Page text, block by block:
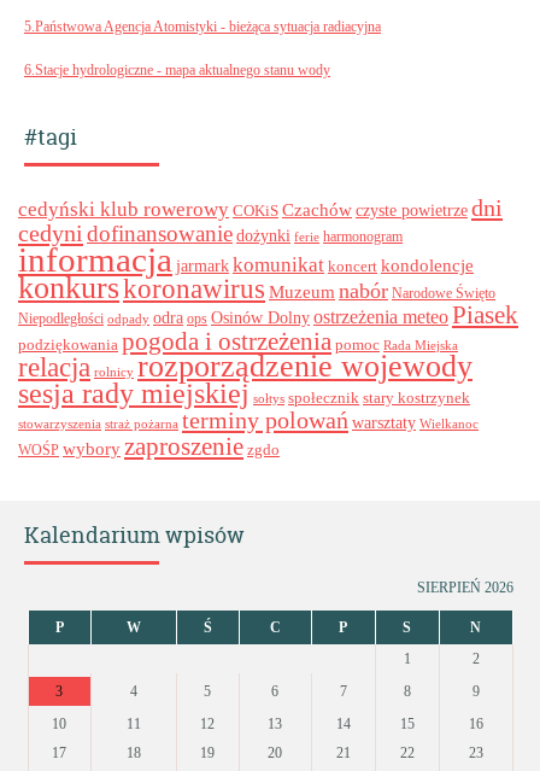
5.Państwowa Agencja Atomistyki - bieżąca sytuacja radiacyjna
6.Stacje hydrologiczne - mapa aktualnego stanu wody
#tagi
cedyński klub rowerowy COKiS Czachówczyste powietrzedni
cedyni dofinansowanie dożynki ferie harmonogram
informacja jarmark komunikat koncert kondolencje
konkurskoronawirus Muzeum nabór Narodowe Święto
Niepodległości odpady odra ops Osinów Dolnyostrzeżenia meteoPiasek
podziękowania pogoda i ostrzeżenia pomoc Rada Miejska
relacja rolnicy rozporządzenie wojewody
sesja rady miejskiej sołtys społecznik stary kostrzynek
stowarzyszenia straż pożarna terminy polowań warsztaty Wielkanoc
WOŚP wybory zaproszenie zgdo
Kalendarium wpisów
SIERPIEŃ 2026
P W Ś C P S
N
1
2
3
4 5 6 7 8
9
10
11 12 13 14 15
16
17
18 19 20 21 22 23